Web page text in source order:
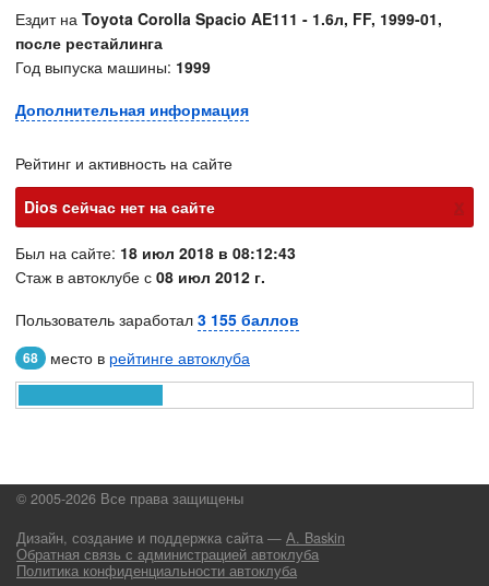
Ездит на Toyota Corolla Spacio AE111 - 1.6л, FF, 1999-01,
после рестайлинга
Год выпуска машины: 1999
Дополнительная информация
Рейтинг и активность на сайте
Dios cейчас нет на сайте
х
Был на сайте: 18 июл 2018 в 08:12:43
Стаж в автоклубе с 08 июл 2012 г.
Пользователь заработал 3 155 баллов
68 место в рейтинге автоклуба
© 2005-2026 Все права защищены
Дизайн, создание и поддержка сайта — А. Baskin
Обратная связь с администрацией автоклуба
Политика конфиденциальности автоклуба